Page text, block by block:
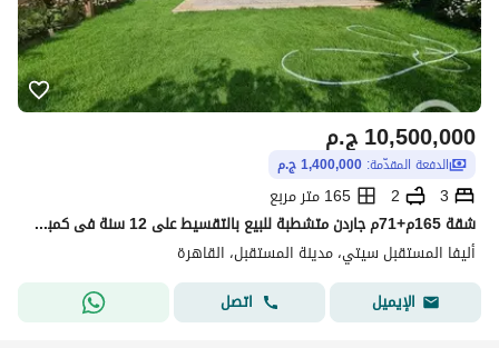
ج.م10,500,000
الدفعة المقدّمة: 1,400,000 ج.م
3
2
165 متر مربع
شقة 165م+71م جاردن متشطبة للبيع بالتقسيط على 12 سنة فى كمبوند ماونتن فيو Mountain view المستقبل سيتى
أليفا المستقبل سيتي، مدينة المستقبل، القاهرة
الإيميل
اتصل